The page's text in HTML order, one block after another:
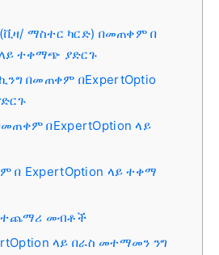
(ቪዛ/ ማስተር ካርድ) በመጠቀም በ
ላይ ተቀማጭ ያድርጉ
በመጠቀም በExpertOptio
በExpertOption ላይ
በ ExpertOption ላይ ተቀማ
ተጨማሪ መብቶች
ላይ በራስ መተማመን ንግ